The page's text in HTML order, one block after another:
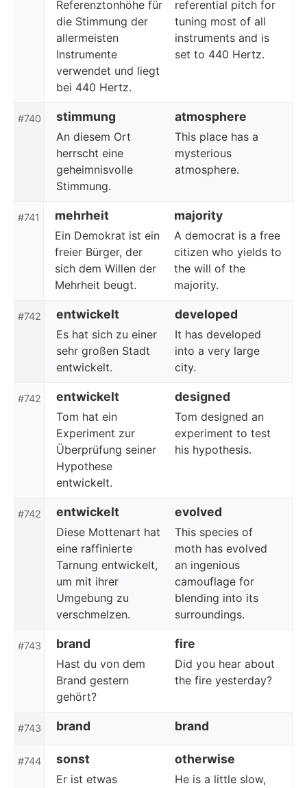
Referenztonhöhe für
die Stimmung der
allermeisten
Instrumente
verwendet und liegt
bei 440 Hertz.
referential pitch for
tuning most of all
instruments and is
set to 440 Hertz.
#740 stimmung atmosphere
An diesem Ort
herrscht eine
geheimnisvolle
Stimmung.
This place has a
mysterious
atmosphere.
#741 mehrheit majority
Ein Demokrat ist ein
freier Bürger, der
sich dem Willen der
Mehrheit beugt.
A democrat is a free
citizen who yields to
the will of the
majority.
#742 entwickelt developed
Es hat sich zu einer
sehr großen Stadt
entwickelt.
It has developed
into a very large
city.
#742 entwickelt designed
Tom hat ein
Experiment zur
Überprüfung seiner
Hypothese
entwickelt.
Tom designed an
experiment to test
his hypothesis.
#742 entwickelt evolved
Diese Mottenart hat
eine raffinierte
Tarnung entwickelt,
um mit ihrer
Umgebung zu
verschmelzen.
This species of
moth has evolved
an ingenious
camouflage for
blending into its
surroundings.
#743 brand fire
Hast du von dem
Brand gestern
gehört?
Did you hear about
the fire yesterday?
#743 brand brand
#744 sonst otherwise
Er ist etwas
He is a little slow,